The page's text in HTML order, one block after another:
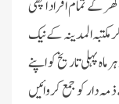
تمام ا فراد اچھی
مکتبہ المدینہ کے نیک
پہلی تاریخ کو اپنے
دار کو جمع کروائیں